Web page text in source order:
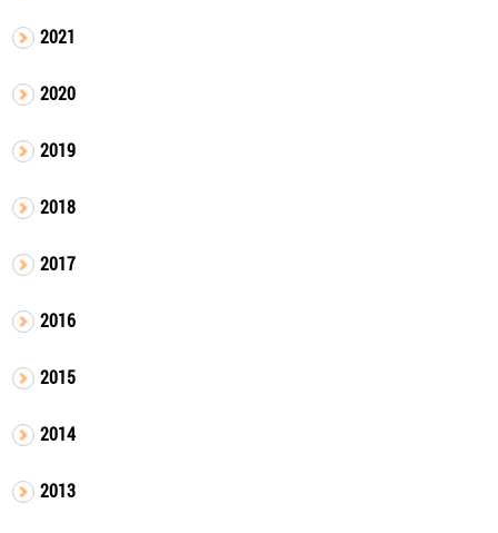
2021
2020
2019
2018
2017
2016
2015
2014
2013